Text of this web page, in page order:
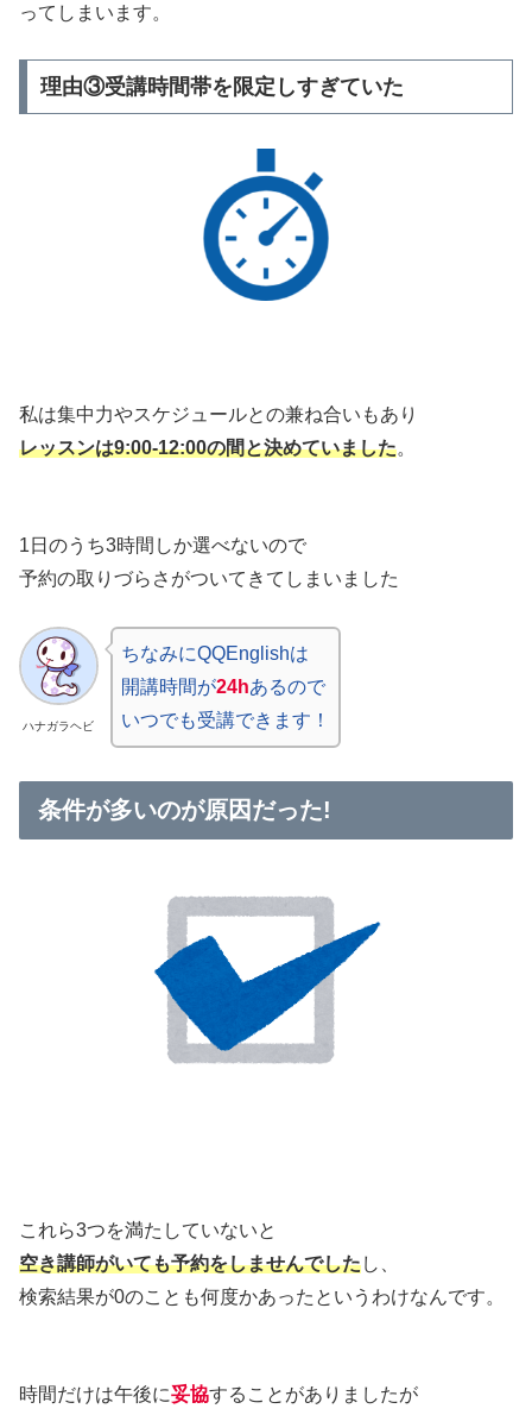
ってしまいます。
理由③受講時間帯を限定しすぎていた
私は集中力やスケジュールとの兼ね合いもあり
レッスンは9:00-12:00の間と決めていました。
1日のうち3時間しか選べないので
予約の取りづらさがついてきてしまいました
ハナガラヘビ
ちなみにQQEnglishは
開講時間が24hあるので
いつでも受講できます！
条件が多いのが原因だった!
これら3つを満たしていないと
空き講師がいても予約をしませんでしたし、
検索結果が0のことも何度かあったというわけなんです。
時間だけは午後に妥協することがありましたが